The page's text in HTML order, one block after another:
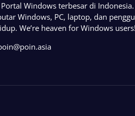
Windows terbesar di
Windows, PC, laptop, dan
We’re heaven for Windows users!